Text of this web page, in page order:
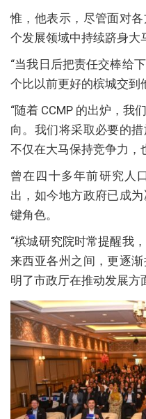
惟，他表示，尽管面对
个发展领域中持续跻身大
“当我日后把责任交棒给
个比以前更好的槟城交到
“随着 CCMP 的出炉，我
向。我们将采取必要的
不仅在大马保持竞争力，
曾在四十多年前研究人
出，如今地方政府已成
键角色。
“槟城研究院时常提醒我
来西亚各州之间，更逐
明了市政厅在推动发展方